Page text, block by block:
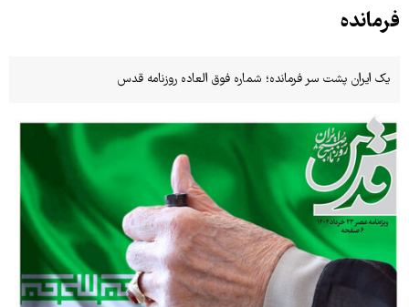
فرمانده
یک ایران پشت سر فرمانده؛ شماره فوق العاده روزنامه قدس